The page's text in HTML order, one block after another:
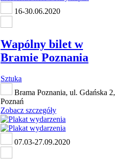
16-30.06.2020
Wapólny bilet w
Bramie Poznania
Sztuka
Brama Poznania, ul. Gdańska 2,
Poznań
Zobacz szczegóły
07.03-27.09.2020